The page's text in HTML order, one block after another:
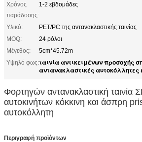
Χρόνος
παράδοσης:
1-2 εβδομάδες
Υλικό:
PET/PC της αντανακλαστικής ταινίας
MOQ:
24 ρόλοι
Μέγεθος:
5cm*45.72m
Υψηλό φως:ταινία αντικειμένων προσοχής
αντανακλαστικές αυτοκόλλητες
Φορτηγών αντανακλαστική
αυτοκινήτων κόκκινη και άσπρη
αυτοκόλλητη
Περιγραφή προϊόντων